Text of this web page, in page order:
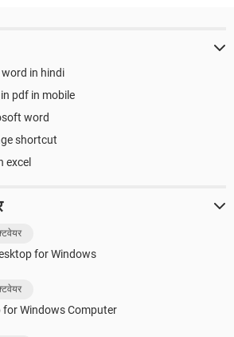
in hindi
pdf in mobile
word
shortcut
excel
for Windows
for Windows Computer